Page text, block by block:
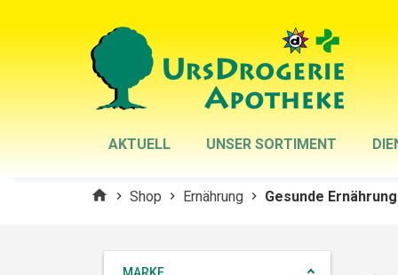
AKTUELL UNSER SORTIMENT
home chevron_right Shop chevron_right Ernährung chevron_right Gesunde Ernährung